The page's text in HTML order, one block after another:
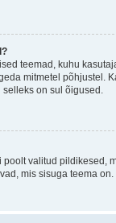
teemad, kuhu
mitmetel põhjustel.
on sul õigused.
poolt valitud pildikesed,
mis sisuga teema on.